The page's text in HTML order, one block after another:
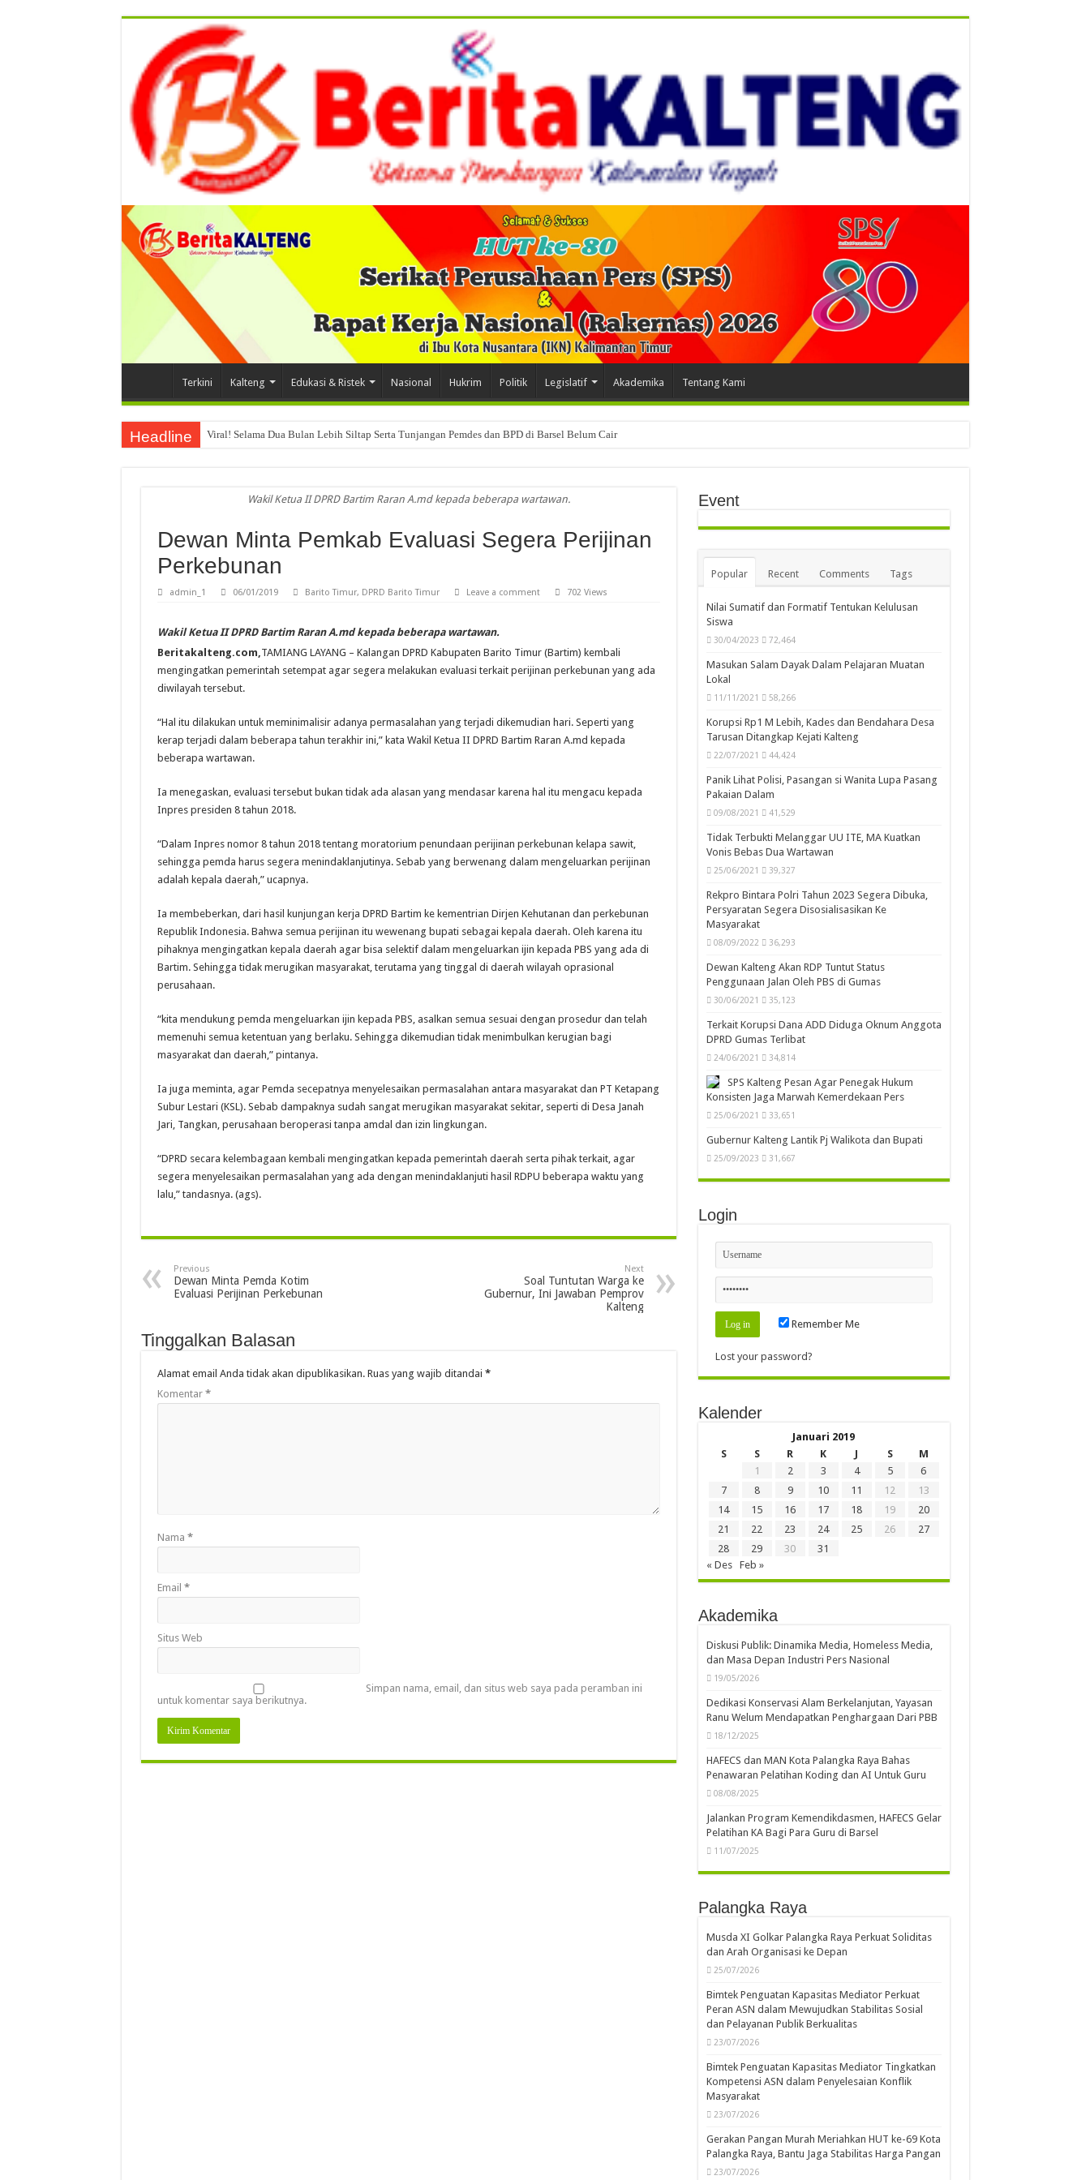
Terkini Kalteng Edukasi & Ristek Nasional Hukrim Politik Legislatif Akademika Tentang Kami
Headline Viral! Selama Dua Bulan Lebih Siltap Serta Tunjangan Pemdes dan BPD di Barsel Belum Cair
Wakil Ketua II DPRD Bartim Raran A.md kepada beberapa wartawan.
Dewan Minta Pemkab Evaluasi Segera Perijinan
Perkebunan
admin_1 06/01/2019 Barito Timur, DPRD Barito Timur Leave a comment 702 Views
Wakil Ketua II DPRD Bartim Raran A.md kepada beberapa wartawan.
Beritakalteng.com,TAMIANG LAYANG – Kalangan DPRD Kabupaten Barito Timur (Bartim) kembali
mengingatkan pemerintah setempat agar segera melakukan evaluasi terkait perijinan perkebunan yang ada
diwilayah tersebut.
“Hal itu dilakukan untuk meminimalisir adanya permasalahan yang terjadi dikemudian hari. Seperti yang
kerap terjadi dalam beberapa tahun terakhir ini,” kata Wakil Ketua II DPRD Bartim Raran A.md kepada
beberapa wartawan.
Ia menegaskan, evaluasi tersebut bukan tidak ada alasan yang mendasar karena hal itu mengacu kepada
Inpres presiden 8 tahun 2018.
“Dalam Inpres nomor 8 tahun 2018 tentang moratorium penundaan perijinan perkebunan kelapa sawit,
sehingga pemda harus segera menindaklanjutinya. Sebab yang berwenang dalam mengeluarkan perijinan
adalah kepala daerah,” ucapnya.
Ia membeberkan, dari hasil kunjungan kerja DPRD Bartim ke kementrian Dirjen Kehutanan dan perkebunan
Republik Indonesia. Bahwa semua perijinan itu wewenang bupati sebagai kepala daerah. Oleh karena itu
pihaknya mengingatkan kepala daerah agar bisa selektif dalam mengeluarkan ijin kepada PBS yang ada di
Bartim. Sehingga tidak merugikan masyarakat, terutama yang tinggal di daerah wilayah oprasional
perusahaan.
“kita mendukung pemda mengeluarkan ijin kepada PBS, asalkan semua sesuai dengan prosedur dan telah
memenuhi semua ketentuan yang berlaku. Sehingga dikemudian tidak menimbulkan kerugian bagi
masyarakat dan daerah,” pintanya.
Ia juga meminta, agar Pemda secepatnya menyelesaikan permasalahan antara masyarakat dan PT Ketapang
Subur Lestari (KSL). Sebab dampaknya sudah sangat merugikan masyarakat sekitar, seperti di Desa Janah
Jari, Tangkan, perusahaan beroperasi tanpa amdal dan izin lingkungan.
“DPRD secara kelembagaan kembali mengingatkan kepada pemerintah daerah serta pihak terkait, agar
segera menyelesaikan permasalahan yang ada dengan menindaklanjuti hasil RDPU beberapa waktu yang
lalu,” tandasnya. (ags).
Previous
Dewan Minta Pemda Kotim
Evaluasi Perijinan Perkebunan
Next
Soal Tuntutan Warga ke
Gubernur, Ini Jawaban Pemprov
Kalteng
Tinggalkan Balasan
Alamat email Anda tidak akan dipublikasikan. Ruas yang wajib ditandai *
Komentar *
Nama *
Email *
Situs Web
Simpan nama, email, dan situs web saya pada peramban ini
untuk komentar saya berikutnya.
Event
Popular Recent Comments Tags
Nilai Sumatif dan Formatif Tentukan Kelulusan
Siswa
30/04/2023 72,464
Masukan Salam Dayak Dalam Pelajaran Muatan
Lokal
11/11/2021 58,266
Korupsi Rp1 M Lebih, Kades dan Bendahara Desa
Tarusan Ditangkap Kejati Kalteng
22/07/2021 44,424
Panik Lihat Polisi, Pasangan si Wanita Lupa Pasang
Pakaian Dalam
09/08/2021 41,529
Tidak Terbukti Melanggar UU ITE, MA Kuatkan
Vonis Bebas Dua Wartawan
25/06/2021 39,327
Rekpro Bintara Polri Tahun 2023 Segera Dibuka,
Persyaratan Segera Disosialisasikan Ke
Masyarakat
08/09/2022 36,293
Dewan Kalteng Akan RDP Tuntut Status
Penggunaan Jalan Oleh PBS di Gumas
30/06/2021 35,123
Terkait Korupsi Dana ADD Diduga Oknum Anggota
DPRD Gumas Terlibat
24/06/2021 34,814
SPS Kalteng Pesan Agar Penegak Hukum
Konsisten Jaga Marwah Kemerdekaan Pers
25/06/2021 33,651
Gubernur Kalteng Lantik Pj Walikota dan Bupati
25/09/2023 31,667
Login
Remember Me
Lost your password?
Kalender
Januari 2019
S
S R K J S
M
1
2 3 4 5
6
7
8 9 10 11 12
13
14
15 16 17 18 19
20
21
22 23 24 25 26
27
28
29 30
31
« Des
Feb »
Akademika
Diskusi Publik: Dinamika Media, Homeless Media,
dan Masa Depan Industri Pers Nasional
19/05/2026
Dedikasi Konservasi Alam Berkelanjutan, Yayasan
Ranu Welum Mendapatkan Penghargaan Dari PBB
18/12/2025
HAFECS dan MAN Kota Palangka Raya Bahas
Penawaran Pelatihan Koding dan AI Untuk Guru
08/08/2025
Jalankan Program Kemendikdasmen, HAFECS Gelar
Pelatihan KA Bagi Para Guru di Barsel
11/07/2025
Palangka Raya
Musda XI Golkar Palangka Raya Perkuat Soliditas
dan Arah Organisasi ke Depan
25/07/2026
Bimtek Penguatan Kapasitas Mediator Perkuat
Peran ASN dalam Mewujudkan Stabilitas Sosial
dan Pelayanan Publik Berkualitas
23/07/2026
Bimtek Penguatan Kapasitas Mediator Tingkatkan
Kompetensi ASN dalam Penyelesaian Konflik
Masyarakat
23/07/2026
Gerakan Pangan Murah Meriahkan HUT ke-69 Kota
Palangka Raya, Bantu Jaga Stabilitas Harga Pangan
23/07/2026